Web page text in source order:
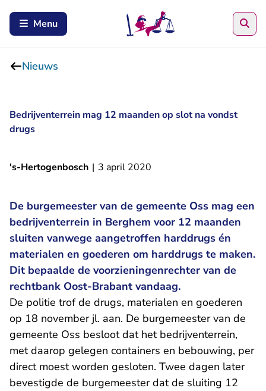
Menu
Nieuws
Bedrijventerrein mag 12 maanden op slot na vondst
drugs
's-Hertogenbosch | 3 april 2020
De burgemeester van de gemeente Oss mag een
bedrijventerrein in Berghem voor 12 maanden
sluiten vanwege aangetroffen harddrugs én
materialen en goederen om harddrugs te maken.
Dit bepaalde de voorzieningenrechter van de
rechtbank Oost-Brabant vandaag.
De politie trof de drugs, materialen en goederen
op 18 november jl. aan. De burgemeester van de
gemeente Oss besloot dat het bedrijventerrein,
met daarop gelegen containers en bebouwing, per
direct moest worden gesloten. Twee dagen later
bevestigde de burgemeester dat de sluiting 12